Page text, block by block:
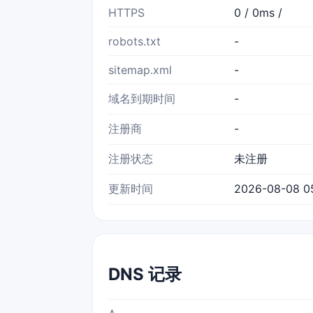
HTTPS 0 / 0ms /
robots.txt -
sitemap.xml -
域名到期时间 -
注册商 -
注册状态 未注册
更新时间 2026-08-08
DNS 记录